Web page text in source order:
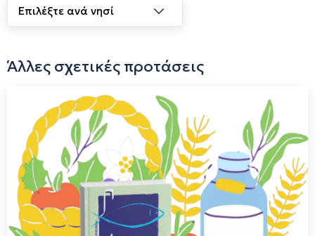
Σεβόμενοι την ατομικότητα του σταφυλιού στο οινοποιείο,
τα κρασιά μας είναι όπως και τα αμπέλια, έχουν
διακριτικά και φίνα, καλόγουστα και κομψά, με βάθος και
πολυπλοκότητα. Η ανεξάντλητη δημιουργικότητα και η
διάθεση για πειραματισμούς, μας δίνει κάθε τόσο νέες
γευστικές εμπειρίες, με αρκετές one off, και όχι μόνο,
εμφιαλώσεις.
Άλλες σχετικές προτάσεις